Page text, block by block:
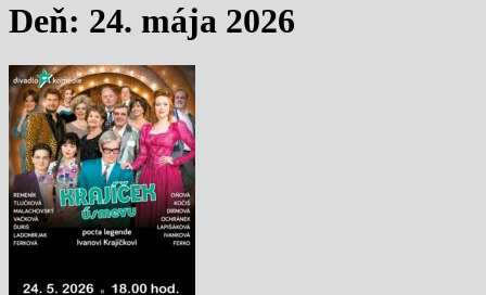
Deň: 24. mája 2026